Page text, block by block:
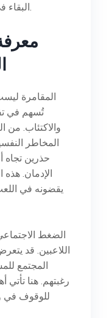
البقاء في إطار حدودهم المالية والنفسية.
المقامرة
تُسهم في
والاكتئاب. من
المخاطر
حذرين تجاه
الإدمان.
يقضونه في
الضغط
اللاعبين. قد
المجتمع
رغبتهم. هنا تأتي
للوقوف في